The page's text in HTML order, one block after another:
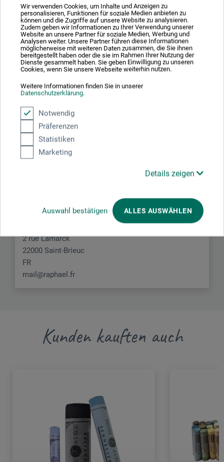
Wir verwenden Cookies, um Inhalte und Anzeigen zu
personalisieren, Funktionen für soziale Medien anbieten zu
können und die Zugriffe auf unsere Website zu analysieren.
Zudem geben wir Informationen zu Ihrer Verwendung unserer
Website an unsere Partner für soziale Medien, Werbung und
Analysen weiter. Unsere Partner führen diese Informationen
möglicherweise mit weiteren Daten zusammen, die Sie ihnen
bereitgestellt haben oder die sie im Rahmen Ihrer Nutzung der
Dienste gesammelt haben. Sie geben Einwilligung zu unseren
Cookies, wenn Sie unsere Webseite weiterhin nutzen.
Weitere Informationen finden Sie in unserer
Datenschutzerklärung.
Notwendig
Präferenzen
Statistiken
Marketing
Details zeigen
Auswahl bestätigen ALLES AUSWÄHLEN
Good surface for dry pastel painting
Produkt: Sen. Pastel Card Bl. 40x30cm - 12 Blatt 360g/m²
verifizierter Kauf
I have used pastelcard by Sennelier and find this surface
excellent to work with soft pastels. It has a good grip and
offers six light colors. This surface does not take wet
underpainting.
Hersteller-Kontakt
diesem Produkt.
2 rue Lamarck
22000 Saint-Brieuc
FR
mail@raphael.fr
Kunden kauften auch